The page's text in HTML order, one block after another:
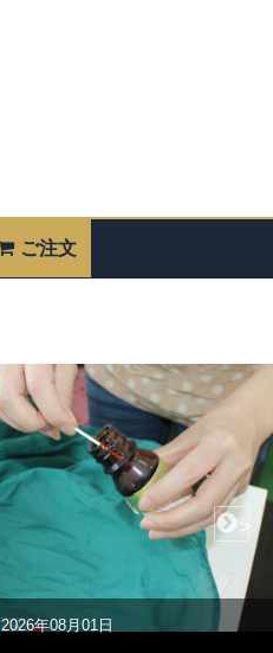
ご注文
2026年08月01日
>